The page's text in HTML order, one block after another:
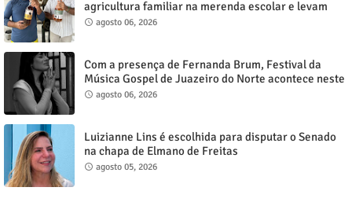
agricultura familiar na merenda escolar e levam
reivindicação à agenda política
agosto 06, 2026
Com a presença de Fernanda Brum, Festival da
Música Gospel de Juazeiro do Norte acontece neste
sábado, 8
agosto 06, 2026
Luizianne Lins é escolhida para disputar o Senado
na chapa de Elmano de Freitas
agosto 05, 2026